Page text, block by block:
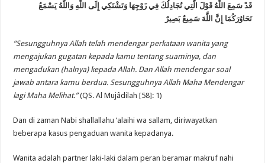
قَدْ سَمِعَ اللَّهُ قَوْلَ الَّتِي تُجَادِلُكَ فِي زَوْجِهَا وَتَشْتَكِي إِلَى اللَّهِ وَاللَّهُ يَسْمَعُ
تَحَاوُرَكُمَا إِنَّ اللَّهَ سَمِيعٌ بَصِيرٌ
“Sesungguhnya Allah telah mendengar perkataan wanita yang
mengajukan gugatan kepada kamu tentang suaminya, dan
mengadukan (halnya) kepada Allah. Dan Allah mendengar soal
jawab antara kamu berdua. Sesungguhnya Allah Maha Mendengar
lagi Maha Melihat.”(QS. Al Mujâdilah [58]: 1)
Dan di zaman Nabi shallallahu ‘alaihi wa sallam, diriwayatkan
beberapa kasus pengaduan wanita kepadanya.
Wanita adalah partner laki-laki dalam peran beramar makruf nahi